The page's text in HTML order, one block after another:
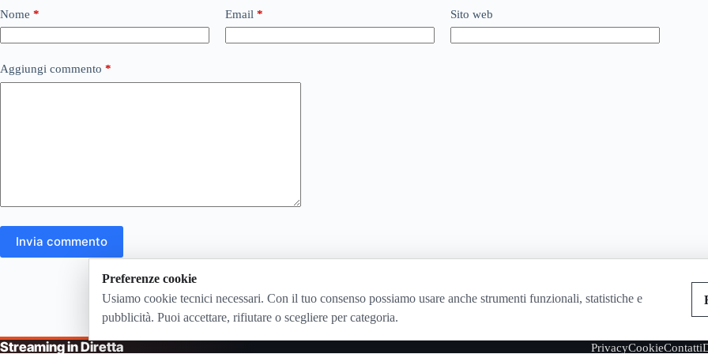
Nome * Email * Sito web
Aggiungi commento *
Invia commento
Streaming in Diretta PrivacyCookieContatti
Preferenze cookie
Usiamo cookie tecnici necessari. Con il tuo consenso possiamo usare anche strumenti funzionali, statistiche e
pubblicità. Puoi accettare, rifiutare o scegliere per categoria.